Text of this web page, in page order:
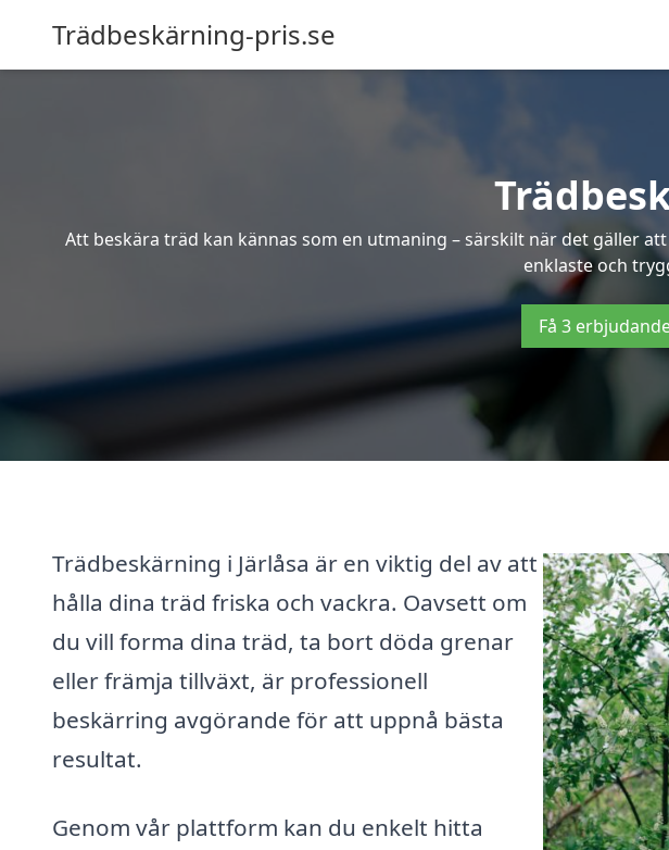
Trädbeskärning-pris.se
Att beskära träd kan kännas som en utmaning – särskilt när det gäller
enklaste och
Få 3
Trädbeskärning i Järlåsa är en viktig del av att
hålla dina träd friska och vackra. Oavsett om
du vill forma dina träd, ta bort döda grenar
eller främja tillväxt, är professionell
beskärring avgörande för att uppnå bästa
resultat.
Genom vår plattform kan du enkelt hitta